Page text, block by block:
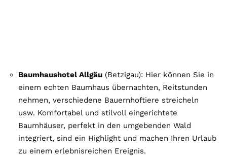
Baumhaushotel Allgäu (Betzigau): Hier können Sie in
einem echten Baumhaus übernachten, Reitstunden
nehmen, verschiedene Bauernhoftiere streicheln
usw. Komfortabel und stilvoll eingerichtete
Baumhäuser, perfekt in den umgebenden Wald
integriert, sind ein Highlight und machen Ihren Urlaub
zu einem erlebnisreichen Ereignis.